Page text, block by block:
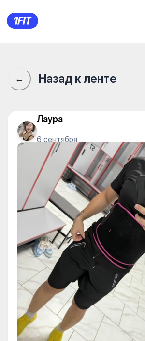
Сообщество 1Fit · 1Fit
← Назад к ленте
Лаура
6 сентября